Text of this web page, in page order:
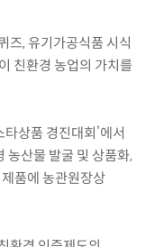
즈, 유기가공식품 시식
친환경 농업의 가치를
상품 경진대회’에서
농산물 발굴 및 상품화,
품에 농관원장상